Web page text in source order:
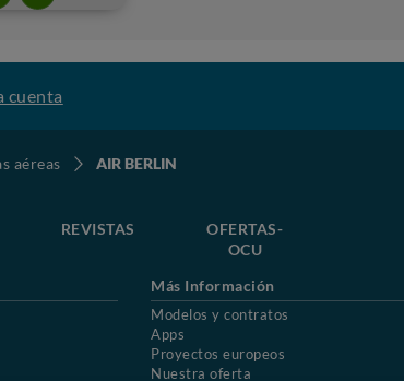
cuenta
aéreas AIR BERLIN
REVISTAS
OFERTAS-
OCU
Más Información
Modelos y contratos
Apps
Proyectos europeos
Nuestra oferta